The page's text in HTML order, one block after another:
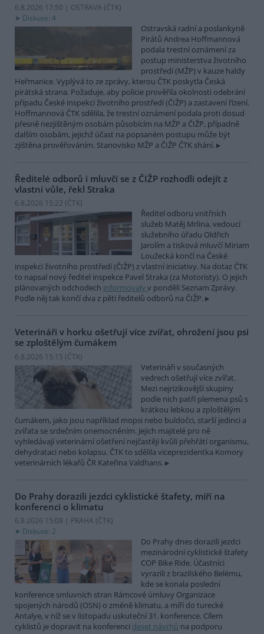
6.8.2026 17:50 | OSTRAVA (ČTK)
Diskuse: 4
Ostravská radní a poslankyně
Pirátů Andrea Hoffmannová
podala trestní oznámení za
postup ministerstva životního
prostředí (MŽP) v kauze haldy
Heřmanice. Vyplývá to ze zprávy, kterou ČTK poskytla Česká
pirátská strana. Požaduje, aby policie prověřila okolnosti odebrání
případu České inspekci životního prostředí (ČIŽP) a zastavení řízení.
Hoffmannová ČTK sdělila, že trestní oznámení podala proti dosud
přesně nezjištěným osobám působícím na MŽP a ČIŽP, případně
dalším osobám, jejichž účast na popsaném postupu může být
zjištěna prověřováním. Stanovisko MŽP a ČIŽP ČTK shání.
Ředitelé odborů i mluvčí se z ČIŽP rozhodli odejít z
vlastní vůle, řekl Straka
6.8.2026 15:22 (ČTK)
Ředitel odboru vnitřních
služeb Matěj Mrlina, vedoucí
služebního úřadu Oldřich
Jarolím a tisková mluvčí Miriam
Loužecká končí na České
inspekci životního prostředí (ČIŽP) z vlastní iniciativy. Na dotaz ČTK
to napsal nový ředitel inspekce Pavel Straka (za Motoristy). O jejich
plánovaných odchodech informovaly v pondělí Seznam Zprávy.
Podle něj tak končí dva z pěti ředitelů odborů na ČIŽP.
Veterináři v horku ošetřují více zvířat, ohrožení jsou psi
se zploštělým čumákem
6.8.2026 15:15 (ČTK)
Veterináři v současných
vedrech ošetřují více zvířat.
Mezi nejrizikovější skupiny
podle nich patří plemena psů s
krátkou lebkou a zploštělým
čumákem, jako jsou například mopsi nebo buldočci, starší jedinci a
zvířata se srdečním onemocněním. Jejich majitelé pro ně
vyhledávají veterinární ošetření nejčastěji kvůli přehřátí organismu,
dehydrataci nebo kolapsu. ČTK to sdělila viceprezidentka Komory
veterinárních lékařů ČR Kateřina Valdhans.
Do Prahy dorazili jezdci cyklistické štafety, míří na
konferenci o klimatu
6.8.2026 15:08 | PRAHA (ČTK)
Diskuse: 2
Do Prahy dnes dorazili jezdci
mezinárodní cyklistické štafety
COP Bike Ride. Účastníci
vyrazili z brazilského Belému,
kde se konala poslední
konference smluvních stran Rámcové úmluvy Organizace
spojených národů (OSN) o změně klimatu, a míří do turecké
Antalye, v níž se v listopadu uskuteční 31. konference. Cílem
cyklistů je dopravit na konferenci deset návrhů na podporu